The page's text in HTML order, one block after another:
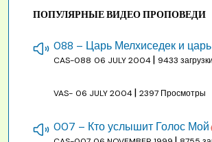
ПОПУЛЯРНЫЕ ВИДЕО ПРОПОВЕДИ
CAS-088 06 JULY 2004| 9433 загрузки
VAS- 06 JULY 2004| 2397 Просмотры
007 – Кто услышит Голос Мой